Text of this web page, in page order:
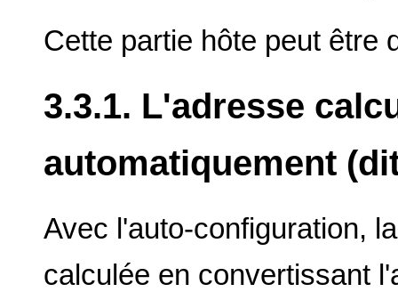
Cette partie hôte peut être
3.3.1. L'adresse
automatiquement
Avec l'auto-configuration,
calculée en convertissant